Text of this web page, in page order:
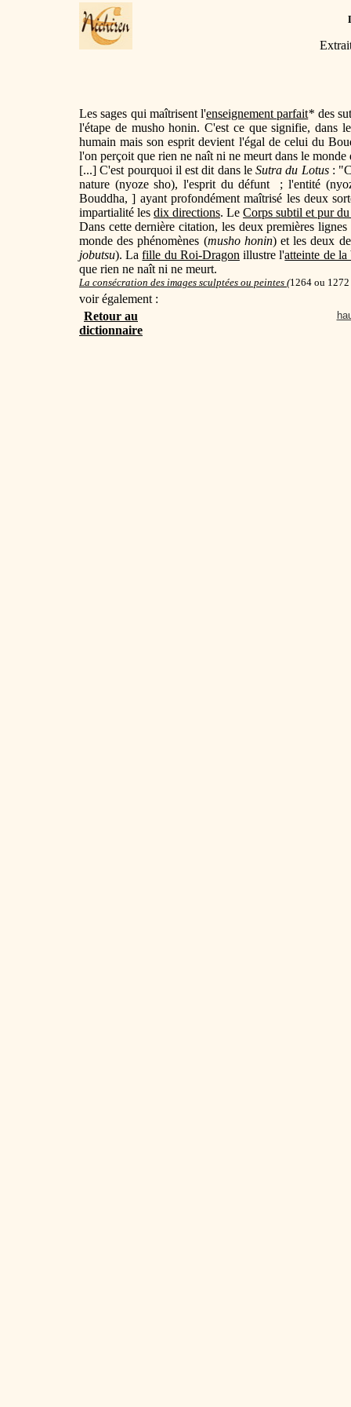
Les sages qui maîtrisent l'enseignement parfait* des
l'étape de musho honin. C'est ce que signifie, dans
humain mais son esprit devient l'égal de celui du
l'on perçoit que rien ne naît ni ne meurt dans le monde
[...] C'est pourquoi il est dit dans le Sutra du Lotus:
nature (nyoze sho), l'esprit du défunt ; l'entité
Bouddha, ] ayant profondément maîtrisé les deux
impartialité les dix directions. Le Corps subtil et pur
Dans cette dernière citation, les deux premières
monde des phénomènes (musho honin) et les deux
jobutsu). Lafille du Roi-Dragon illustre l'atteinte de la
que rien ne naît ni ne meurt.
La consécration des images sculptées ou peintes (1264 ou
voir également :
Retour au
dictionnaire